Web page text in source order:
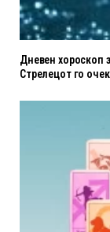
Дневен хороскоп
Стрелецот го